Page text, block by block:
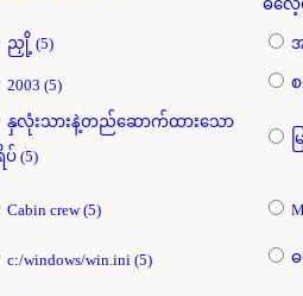
ညှို့ (5)
2003 (5)
နှလုံးသားနဲ့တည်ဆောက်ထားသော
အရိပ် (5)
Cabin crew (5)
c:/windows/win.ini (5)